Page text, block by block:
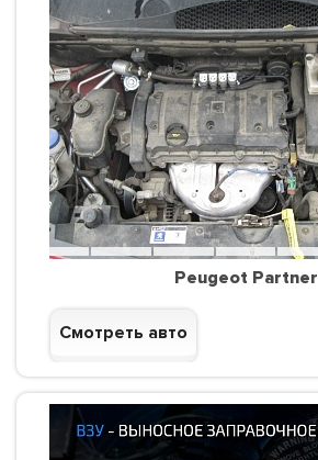
Peugeot Partner
Смотреть авто